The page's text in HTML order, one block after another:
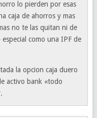
lo pierden por esas
caja de ahorros y mas
no te las quitan ni de
como una IPF de
la opcion caja duero
activo bank «todo